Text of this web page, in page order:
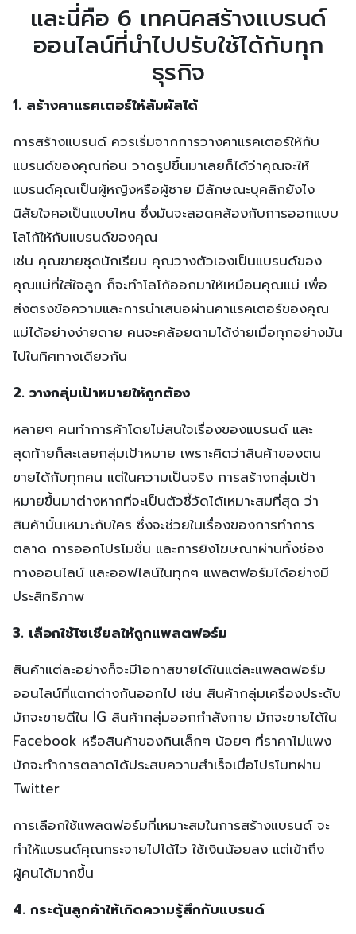
และนี่คือ 6 เทคนิคสร้างแบรนด์
ออนไลน์ที่นำไปปรับใช้ได้กับทุก
ธุรกิจ
1. สร้างคาแรคเตอร์ให้สัมผัสได้
การสร้างแบรนด์ ควรเริ่มจากการวางคาแรคเตอร์ให้กับ
แบรนด์ของคุณก่อน วาดรูปขึ้นมาเลยก็ได้ว่าคุณจะให้
แบรนด์คุณเป็นผู้หญิงหรือผู้ชาย มีลักษณะบุคลิกยังไง
นิสัยใจคอเป็นแบบไหน ซึ่งมันจะสอดคล้องกับการออกแบบ
โลโก้ให้กับแบรนด์ของคุณ
เช่น คุณขายชุดนักเรียน คุณวางตัวเองเป็นแบรนด์ของ
คุณแม่ที่ใส่ใจลูก ก็จะทำโลโก้ออกมาให้เหมือนคุณแม่ เพื่อ
ส่งตรงข้อความและการนำเสนอผ่านคาแรคเตอร์ของคุณ
แม่ได้อย่างง่ายดาย คนจะคล้อยตามได้ง่ายเมื่อทุกอย่างมัน
ไปในทิศทางเดียวกัน
2. วางกลุ่มเป้าหมายให้ถูกต้อง
หลายๆ คนทำการค้าโดยไม่สนใจเรื่องของแบรนด์ และ
สุดท้ายก็ละเลยกลุ่มเป้าหมาย เพราะคิดว่าสินค้าของตน
ขายได้กับทุกคน แต่ในความเป็นจริง การสร้างกลุ่มเป้า
หมายขึ้นมาต่างหากที่จะเป็นตัวชี้วัดได้เหมาะสมที่สุด ว่า
สินค้านั้นเหมาะกับใคร ซึ่งจะช่วยในเรื่องของการทำการ
ตลาด การออกโปรโมชั่น และการยิงโฆษณาผ่านทั้งช่อง
ทางออนไลน์ และออฟไลน์ในทุกๆ แพลตฟอร์มได้อย่างมี
ประสิทธิภาพ
3. เลือกใช้โซเชียลให้ถูกแพลตฟอร์ม
สินค้าแต่ละอย่างก็จะมีโอกาสขายได้ในแต่ละแพลตฟอร์ม
ออนไลน์ที่แตกต่างกันออกไป เช่น สินค้ากลุ่มเครื่องประดับ
มักจะขายดีใน IG สินค้ากลุ่มออกกำลังกาย มักจะขายได้ใน
Facebook หรือสินค้าของกินเล็กๆ น้อยๆ ที่ราคาไม่แพง
มักจะทำการตลาดได้ประสบความสำเร็จเมื่อโปรโมทผ่าน
Twitter
การเลือกใช้แพลตฟอร์มที่เหมาะสมในการสร้างแบรนด์ จะ
ทำให้แบรนด์คุณกระจายไปได้ไว ใช้เงินน้อยลง แต่เข้าถึง
ผู้คนได้มากขึ้น
4. กระตุ้นลูกค้าให้เกิดความรู้สึกกับแบรนด์